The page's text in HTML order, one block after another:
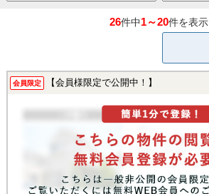
26件中1～20件を表示
会員限定 【会員様限定で公開中！】